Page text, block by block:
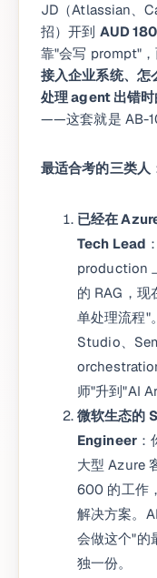
JD（Atlassian、
招）开到 AUD
靠"会写 prompt"
接入企业系统、
处理 agent 出错
——这套就是 AB-
最适合考的三类人
已经在
Tech Lead
production
的 RAG，现
单处理流程
Studio、
师"升到"AI
微软生态
Engineer：
大型 Azure
600 的工作
解决方案。
会做这个"的
独一份。